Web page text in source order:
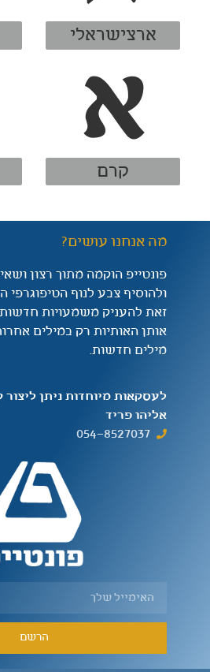
מה אנחנו עושים?
פונטייפ הוקמה מתוך רצון
ולהוסיף צבע לנוף הטיפוגרפי
זאת להעניק משמעויות
אותן האותיות רק במילים
מילים חדשות.
לעסקאות מיוחדות ניתן
אליהו פריד
054-8527037
הרשם